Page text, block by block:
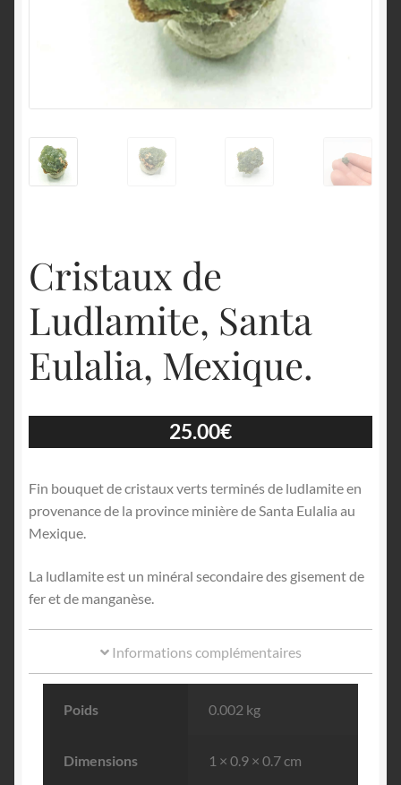
Cristaux de
Ludlamite, Santa
Eulalia, Mexique.
25.00€
Fin bouquet de cristaux verts terminés de ludlamite en
provenance de la province minière de Santa Eulalia au
Mexique.
La ludlamite est un minéral secondaire des gisement de
fer et de manganèse.
Informations complémentaires
Poids 0.002 kg
Dimensions 1 × 0.9 × 0.7 cm